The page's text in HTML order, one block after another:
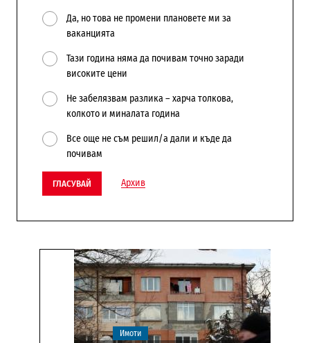
Да, но това не промени плановете ми за
ваканцията
Тази година няма да почивам точно заради
високите цени
Не забелязвам разлика – харча толкова,
колкото и миналата година
Все още не съм решил/а дали и къде да
почивам
ГЛАСУВАЙ Архив
Имоти